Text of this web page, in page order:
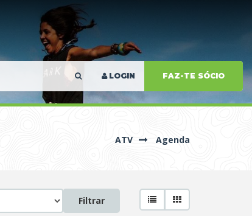
LOGIN FAZ-TE SÓCIO
ATV Agenda
Filtrar